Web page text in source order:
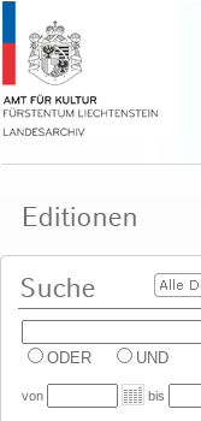
ODER UND
von bis